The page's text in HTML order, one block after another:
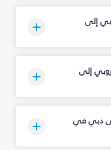
إلى
إلى
دبي في